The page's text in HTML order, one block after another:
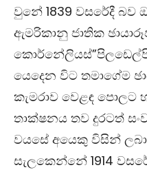
වුනේ 1839 වසරේදී බව
ඇමරිකානු ජාතික
යෙදෙන විට තමාගේම
කැමරාව වෙළඳ පොලට
තාක්ෂනය තව දුරටත්
වයසේ අයෙකු විසින්
සැලකෙන්නේ 1914